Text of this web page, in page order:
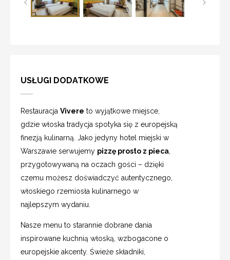
USŁUGI DODATKOWE
Restauracja Vivere to wyjątkowe miejsce,
gdzie włoska tradycja spotyka się z europejską
finezją kulinarną. Jako jedyny hotel miejski w
Warszawie serwujemy pizzę prosto z pieca
przygotowywaną na oczach gości – dzięki
czemu możesz doświadczyć autentycznego,
włoskiego rzemiosła kulinarnego w
najlepszym wydaniu.
Nasze menu to starannie dobrane dania
inspirowane kuchnią włoską, wzbogacone o
europejskie akcenty. Świeże składniki,